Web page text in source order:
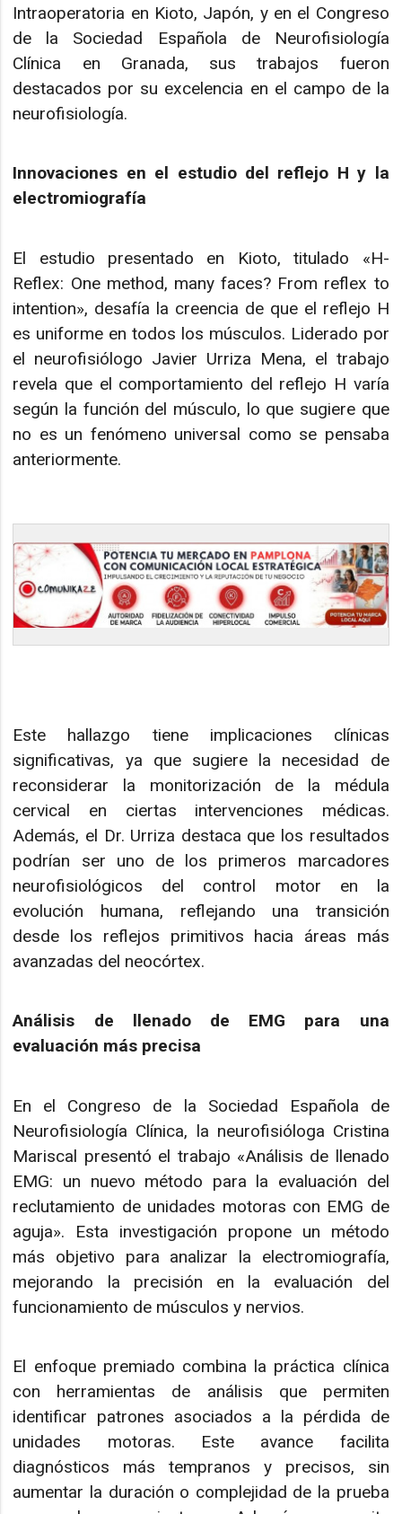
Intraoperatoria en Kioto, Japón, y en el Congreso
de la Sociedad Española de Neurofisiología
Clínica en Granada, sus trabajos fueron
destacados por su excelencia en el campo de la
neurofisiología.
Innovaciones en el estudio del reflejo H y la
electromiografía
El estudio presentado en Kioto, titulado «H-
Reflex: One method, many faces? From reflex to
intention», desafía la creencia de que el reflejo H
es uniforme en todos los músculos. Liderado por
el neurofisiólogo Javier Urriza Mena, el trabajo
revela que el comportamiento del reflejo H varía
según la función del músculo, lo que sugiere que
no es un fenómeno universal como se pensaba
anteriormente.
Este hallazgo tiene implicaciones clínicas
significativas, ya que sugiere la necesidad de
reconsiderar la monitorización de la médula
cervical en ciertas intervenciones médicas.
Además, el Dr. Urriza destaca que los resultados
podrían ser uno de los primeros marcadores
neurofisiológicos del control motor en la
evolución humana, reflejando una transición
desde los reflejos primitivos hacia áreas más
avanzadas del neocórtex.
Análisis de llenado de EMG para una
evaluación más precisa
En el Congreso de la Sociedad Española de
Neurofisiología Clínica, la neurofisióloga Cristina
Mariscal presentó el trabajo «Análisis de llenado
EMG: un nuevo método para la evaluación del
reclutamiento de unidades motoras con EMG de
aguja». Esta investigación propone un método
más objetivo para analizar la electromiografía,
mejorando la precisión en la evaluación del
funcionamiento de músculos y nervios.
El enfoque premiado combina la práctica clínica
con herramientas de análisis que permiten
identificar patrones asociados a la pérdida de
unidades motoras. Este avance facilita
diagnósticos más tempranos y precisos, sin
aumentar la duración o complejidad de la prueba